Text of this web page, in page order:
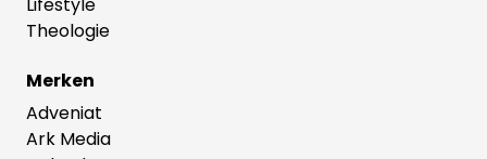
Theologie
Merken
Adveniat
Ark Media